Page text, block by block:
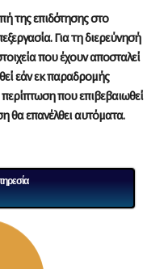
της επιδότησης στο
Για τη διερεύνησή
που έχουν αποσταλεί
εάν εκ παραδρομής
που επιβεβαιωθεί
θα επανέλθει αυτόματα.